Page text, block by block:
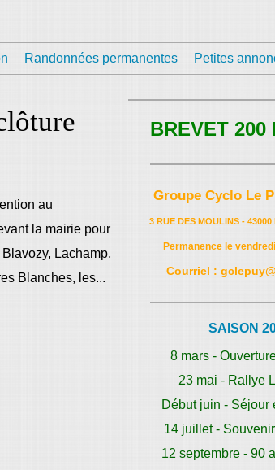
Randonnées permanentes Petites
au
la mairie pour
Lachamp,
Blanches, les...
BREVET 200
Groupe Cyclo Le
3 RUE DES MOULINS - 43000
Permanence le
Courriel :
SAISON
8 mars -
23 mai - Rallye
Début juin - Séjour
14 juillet -
12 septembre - 90